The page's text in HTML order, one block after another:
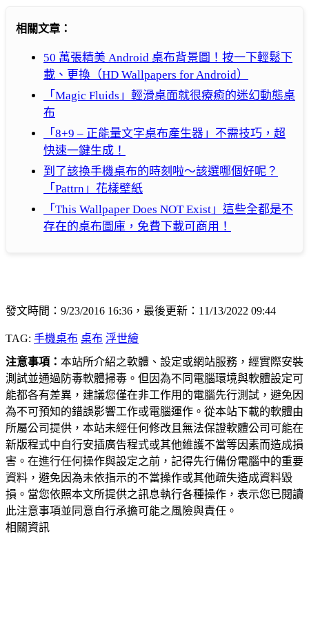
相關文章：
50 萬張精美 Android 桌布背景圖！按一下輕鬆下
載、更換（HD Wallpapers for Android）
「Magic Fluids」輕滑桌面就很療癒的迷幻動態桌
布
「8+9 – 正能量文字桌布產生器」不需技巧，超
快速一鍵生成！
到了該換手機桌布的時刻啦～該選哪個好呢？
「Pattrn」花樣壁紙
「This Wallpaper Does NOT Exist」這些全都是不
存在的桌布圖庫，免費下載可商用！
發文時間：9/23/2016 16:36，最後更新：11/13/2022 09:44
TAG: 手機桌布 桌布 浮世繪
注意事項： 本站所介紹之軟體、設定或網站服務，經實際安裝
測試並通過防毒軟體掃毒。但因為不同電腦環境與軟體設定可
能都各有差異，建議您僅在非工作用的電腦先行測試，避免因
為不可預知的錯誤影響工作或電腦運作。從本站下載的軟體由
所屬公司提供，本站未經任何修改且無法保證軟體公司可能在
新版程式中自行安插廣告程式或其他維護不當等因素而造成損
害。在進行任何操作與設定之前，記得先行備份電腦中的重要
資料，避免因為未依指示的不當操作或其他疏失造成資料毀
損。當您依照本文所提供之訊息執行各種操作，表示您已閱讀
此注意事項並同意自行承擔可能之風險與責任。
相關資訊